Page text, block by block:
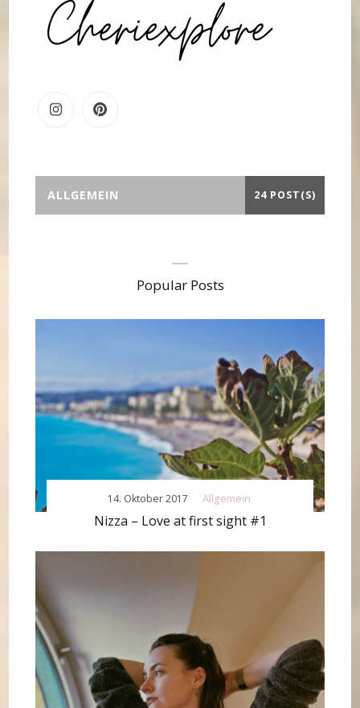
ALLGEMEIN 24 POST(S)
Popular Posts
Allgemein
Nizza – Love at first sight #1
14. Oktober 2017